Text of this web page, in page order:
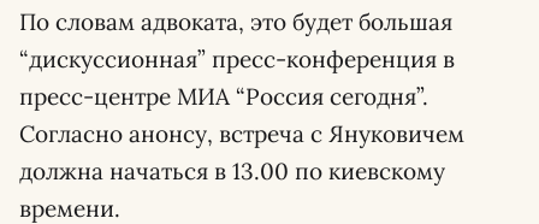
По словам адвоката, это будет большая
“дискуссионная” пресс-конференция в
пресс-центре МИА “Россия сегодня”.
Согласно анонсу, встреча с Януковичем
должна начаться в 13.00 по киевскому
времени.